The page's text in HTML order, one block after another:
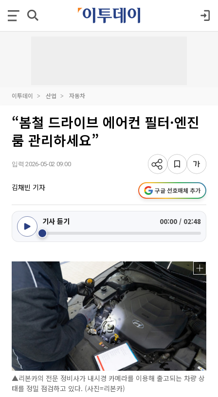
이투데이 산업 자동차
“봄철 드라이브 에어컨 필터·엔진
룸 관리하세요”
입력 2026-05-02 09:00
김채빈 기자 구글 선호매체 추가
기사 듣기 00:00 / 02:48
▲리본카의 전문 정비사가 내시경 카메라를 이용해 출고되는 차량 상
태를 정밀 점검하고 있다. (사진=리본카)